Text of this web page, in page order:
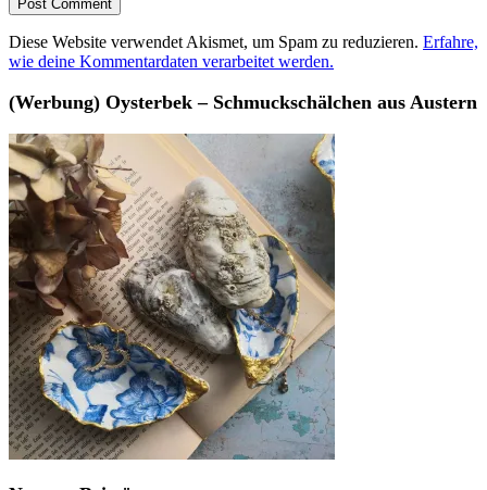
Diese Website verwendet Akismet, um Spam zu reduzieren. Erfahre,
wie deine Kommentardaten verarbeitet werden.
(Werbung) Oysterbek – Schmuckschälchen aus Austern